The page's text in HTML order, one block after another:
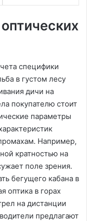
специфики
в густом лесу
дичи на
покупателю стоит
параметры
Например,
кратностью на
поле зрения.
бегущего кабана в
оптика в горах
на дистанции
предлагают